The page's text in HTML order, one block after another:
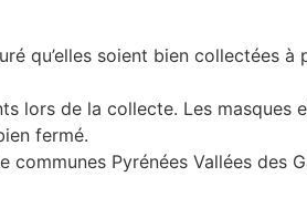
qu’elles soient bien collectées
lors de la collecte. Les masques
fermé.
Pyrénées Vallées des